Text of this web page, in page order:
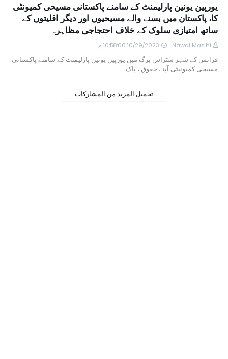
یورپین یونین پارلیمنٹ کے سامنے پاکستانی مسیحی کمیونٹی
کا، پاکستان میں بسنے والے مسیحیوں اور دیگر اقلیتوں کے
ساتھ امتیازی سلوک کے خلاف احتجاجی مظاہرہ
Nawai Masihi 10/29/2023 10:58:00 م
فرانس کے شہر سٹراس برگ میں یورپین یونین پارلیمنٹ کے سامنے پاکستانی
مسیحی کمیونیٹی آپنے حقوق ، پاک…
تحميل المزيد من المشاركات